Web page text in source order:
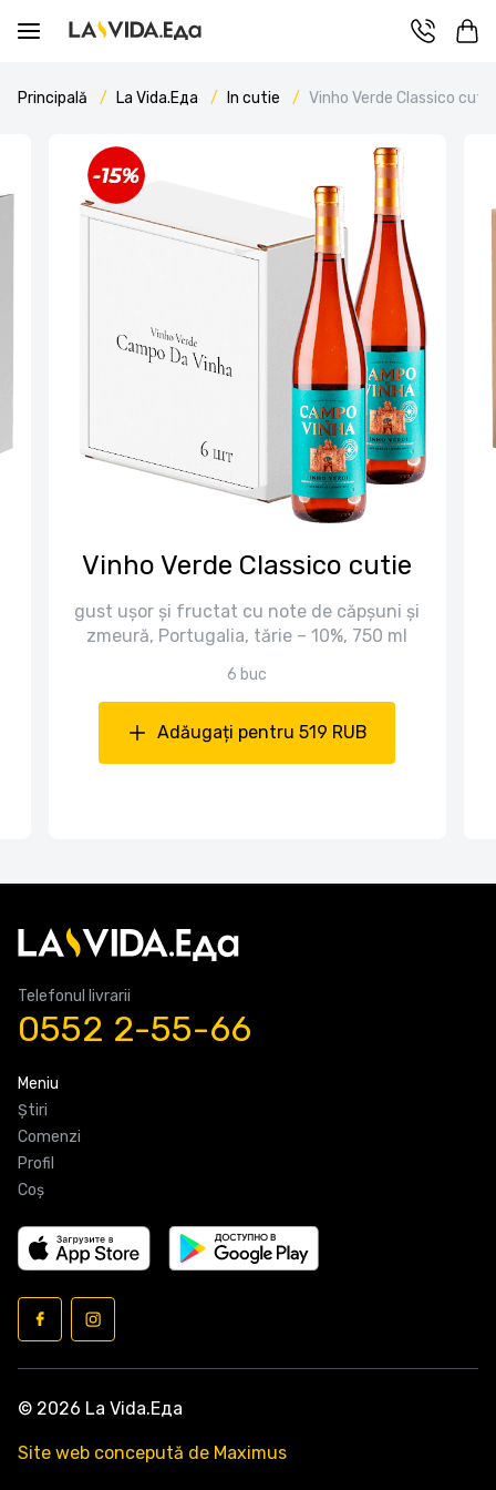
Principală La Vida.Еда In cutie Vinho Verde Classico cutie
Vinho Verde Classico cutie
gust ușor și fructat cu note de căpșuni și
zmeură, Portugalia, tărie – 10%, 750 ml
6 buc
Adăugați pentru 519 RUB
Telefonul livrarii
0552 2-55-66
Meniu
Știri
Comenzi
Profil
Coş
© 2026 La Vida.Еда
Site web concepută de Maximus